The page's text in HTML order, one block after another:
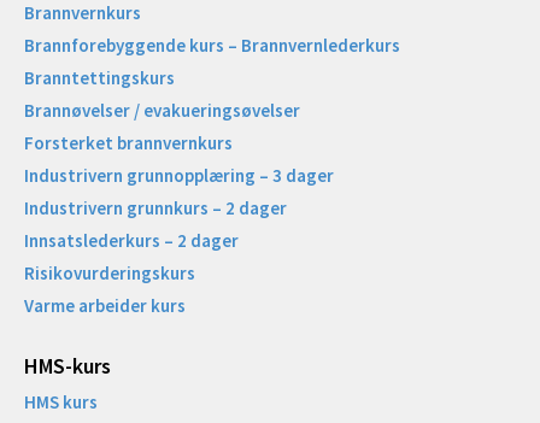
Brannvernkurs
Brannforebyggende kurs – Brannvernlederkurs
Branntettingskurs
Brannøvelser / evakueringsøvelser
Forsterket brannvernkurs
Industrivern grunnopplæring – 3 dager
Industrivern grunnkurs – 2 dager
Innsatslederkurs – 2 dager
Risikovurderingskurs
Varme arbeider kurs
HMS-kurs
HMS kurs